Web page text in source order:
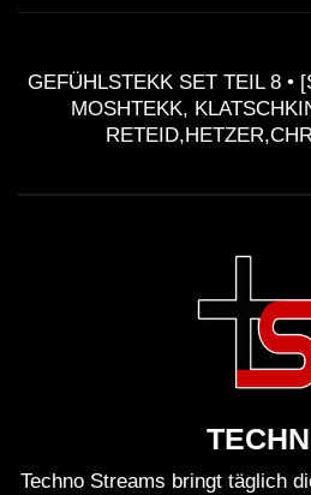
GEFÜHLSTEKK SET TEIL 8 •
MOSHTEKK,
Techno Streams bringt täglich